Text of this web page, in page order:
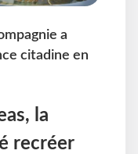
a
citadine en
la
recréer